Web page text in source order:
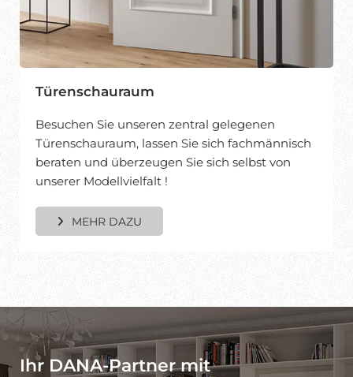
Türenschauraum
Besuchen Sie unseren zentral gelegenen
Türenschauraum, lassen Sie sich fachmännisch
beraten und überzeugen Sie sich selbst von
unserer Modellvielfalt !
MEHR DAZU
Ihr DANA-Partner mit